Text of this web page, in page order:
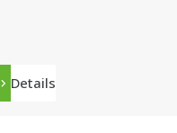
Details